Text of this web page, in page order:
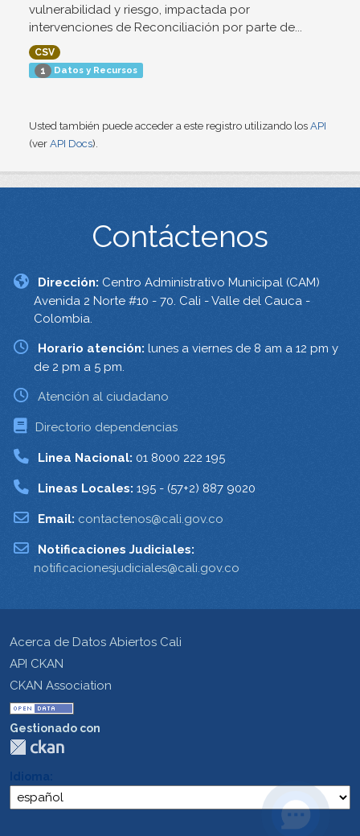
vulnerabilidad y riesgo, impactada por
intervenciones de Reconciliación por parte de...
CSV
1 Datos y Recursos
Usted también puede acceder a este registro utilizando los API
(ver API Docs).
Contáctenos
Dirección: Centro Administrativo Municipal (CAM)
Avenida 2 Norte #10 - 70. Cali - Valle del Cauca -
Colombia.
Horario atención: lunes a viernes de 8 am a 12 pm y
de 2 pm a 5 pm.
Atención al ciudadano
Directorio dependencias
Linea Nacional: 01 8000 222 195
Lineas Locales: 195 - (57+2) 887 9020
Email: contactenos@cali.gov.co
Notificaciones Judiciales:
notificacionesjudiciales@cali.gov.co
Acerca de Datos Abiertos Cali
API CKAN
CKAN Association
Gestionado con